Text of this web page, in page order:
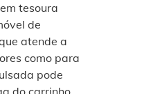
tesoura
de
atende a
como para
pode
do carrinho